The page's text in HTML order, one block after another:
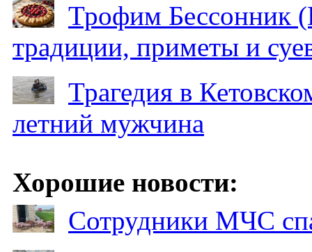
Трофим Бессонник
традиции, приметы и
Трагедия в
летний мужчина
Хорошие новости:
Сотрудники МЧС